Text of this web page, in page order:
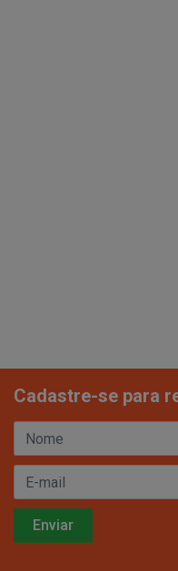
Cadastre-se para